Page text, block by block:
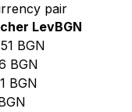
pair
LevBGN
BGN
BGN
BGN